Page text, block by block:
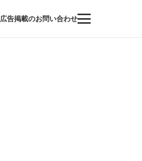
広告掲載のお問い合わせ